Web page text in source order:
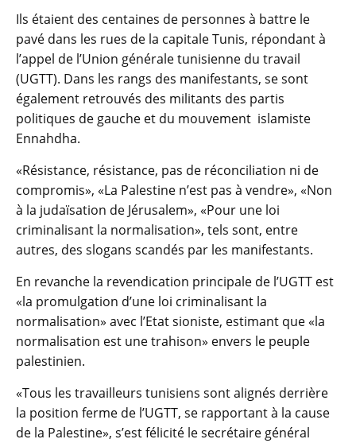
Ils étaient des centaines de personnes à battre le
pavé dans les rues de la capitale Tunis, répondant à
l’appel de l’Union générale tunisienne du travail
(UGTT). Dans les rangs des manifestants, se sont
également retrouvés des militants des partis
politiques de gauche et du mouvement islamiste
Ennahdha.
«Résistance, résistance, pas de réconciliation ni de
compromis», «La Palestine n’est pas à vendre», «Non
à la judaïsation de Jérusalem», «Pour une loi
criminalisant la normalisation», tels sont, entre
autres, des slogans scandés par les manifestants.
En revanche la revendication principale de l’UGTT est
«la promulgation d’une loi criminalisant la
normalisation» avec l’Etat sioniste, estimant que «la
normalisation est une trahison» envers le peuple
palestinien.
«Tous les travailleurs tunisiens sont alignés derrière
la position ferme de l’UGTT, se rapportant à la cause
de la Palestine», s’est félicité le secrétaire général